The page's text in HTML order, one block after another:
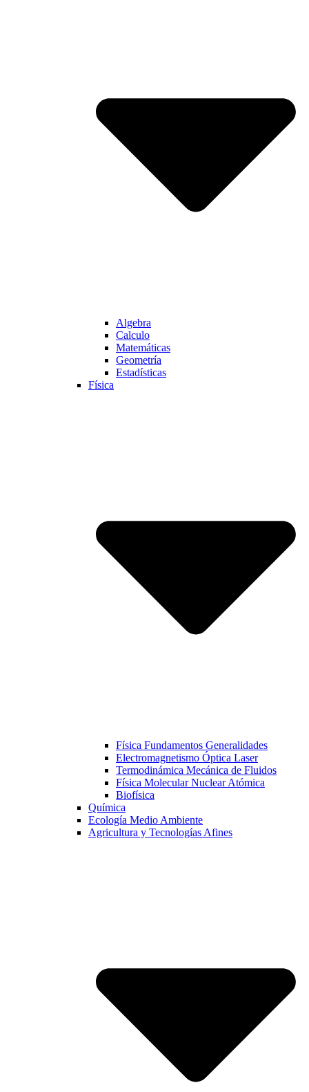
Algebra
Calculo
Matemáticas
Geometría
Estadísticas
Física
Física Fundamentos Generalidades
Electromagnetismo Óptica Laser
Termodinámica Mecánica de Fluidos
Física Molecular Nuclear Atómica
Biofísica
Química
Ecología Medio Ambiente
Agricultura y Tecnologías Afines